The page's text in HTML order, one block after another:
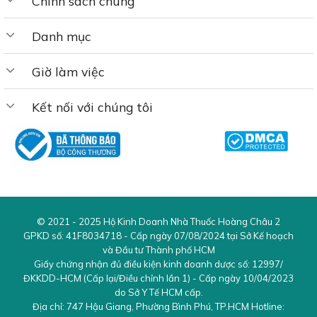
chế sản sinh các chất gây viêm như TNF-α và
interleukin. Điều này giúp giảm viêm trong dạ dày và đẩy
nhanh quá trình làm lành niêm mạc bị tổn thương do
viêm loét.
– Fucoidan (60%) trong bảng thành phần có tác dụng
cường khả năng chống lại vi khuẩn và virus. Điều này
giúp nâng cao sức đề kháng tự nhiên.
– Curcumin trong nghệ có tác dụng chống viêm mạnh
mẽ, giúp giảm sự kích ứng và viêm niêm mạc dạ dày, từ
đó làm giảm các triệu chứng đau và sưng trong viêm loét
Danh mục
Giờ làm việc
Kết nối với chúng tôi
© 2021 - 2025 Hộ Kinh Doanh Nhà Thuốc Hoàng Châu 2
GPKD số: 41F8034718 - Cấp ngày 07/08/2024 tại Sở Kế hoạch
và Đầu tư Thành phố HCM
Giấy chứng nhận đủ điều kiện kinh doanh dược số: 12997/
ĐKKDD-HCM (Cấp lại/Điều chỉnh lần 1) - Cấp ngày 10/04/2023
do Sở Y Tế HCM cấp.
Địa chỉ: 747 Hậu Giang Phường Bình Phú ,TP.HCM Hotline: